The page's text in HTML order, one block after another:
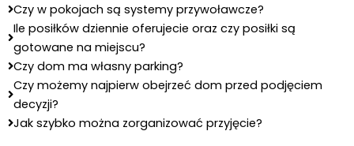
Czy w pokojach są systemy przywoławcze?
Ile posiłków dziennie oferujecie oraz czy posiłki są
gotowane na miejscu?
Czy dom ma własny parking?
Czy możemy najpierw obejrzeć dom przed podjęciem
decyzji?
Jak szybko można zorganizować przyjęcie?